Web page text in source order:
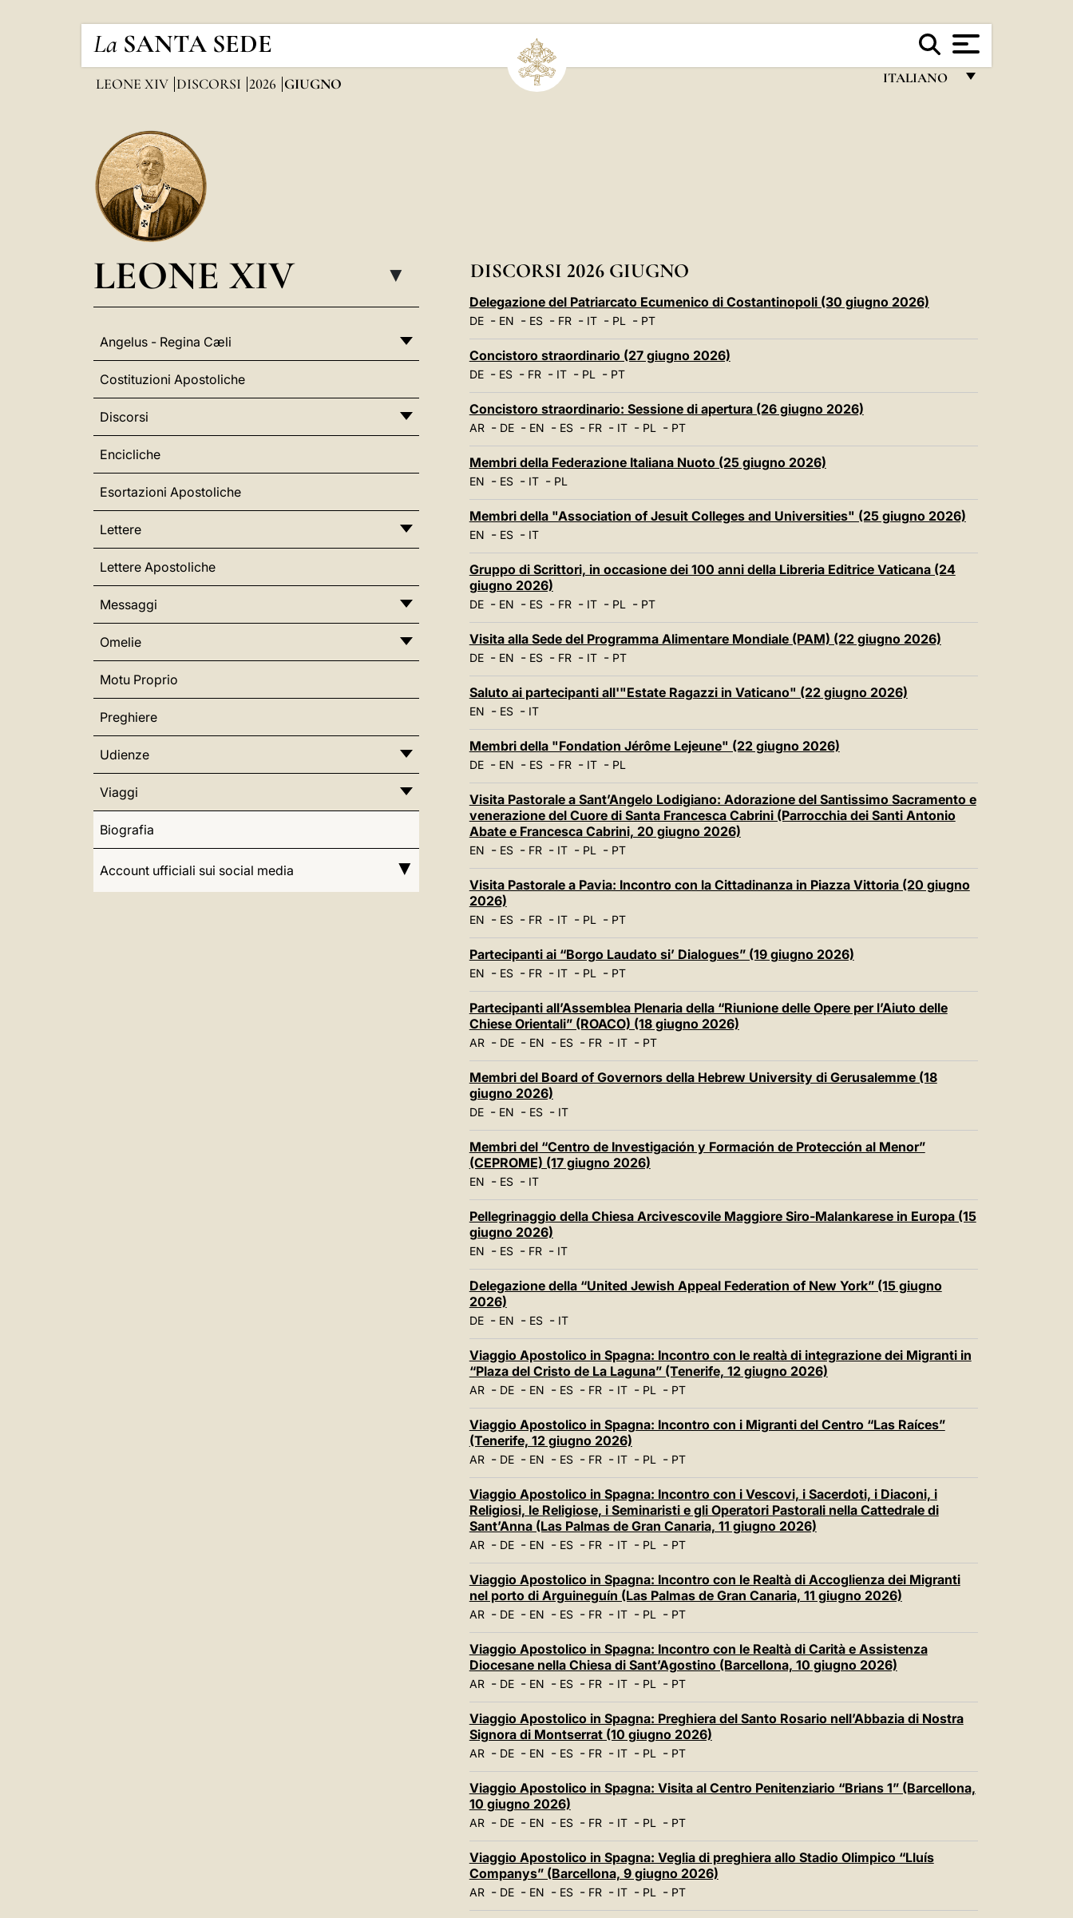
La SANTA SEDE
ITALIANO
POLSKI
LATINE
LEONE XIV DISCORSI 2026 GIUGNO
LEONE XIV ▸
Angelus - Regina Cæli
Costituzioni Apostoliche
Discorsi
Encicliche
Esortazioni Apostoliche
Lettere
Lettere Apostoliche
Messaggi
Omelie
Motu Proprio
Preghiere
Udienze
Viaggi
Biografia
Account ufficiali sui social media
DISCORSI 2026 GIUGNO
Delegazione del Patriarcato Ecumenico di Costantinopoli (30 giugno 2026)
DE- EN - ES- FR- IT- PL- PT
Concistoro straordinario (27 giugno 2026)
DE- ES- FR- IT- PL- PT
Concistoro straordinario: Sessione di apertura (26 giugno 2026)
AR- DE- EN - ES- FR- IT- PL- PT
Membri della Federazione Italiana Nuoto (25 giugno 2026)
EN - ES- IT- PL
Membri della "Association of Jesuit Colleges and Universities" (25 giugno 2026)
EN - ES- IT
Gruppo di Scrittori, in occasione dei 100 anni della Libreria Editrice Vaticana (24
giugno 2026)
DE- EN - ES- FR- IT- PL- PT
Visita alla Sede del Programma Alimentare Mondiale (PAM) (22 giugno 2026)
DE- EN - ES- FR- IT- PT
Saluto ai partecipanti all'"Estate Ragazzi in Vaticano" (22 giugno 2026)
EN - ES- IT
Membri della "Fondation Jérôme Lejeune" (22 giugno 2026)
DE- EN - ES- FR- IT- PL
Visita Pastorale a Sant’Angelo Lodigiano: Adorazione del Santissimo Sacramento e
venerazione del Cuore di Santa Francesca Cabrini (Parrocchia dei Santi Antonio
Abate e Francesca Cabrini, 20 giugno 2026)
EN - ES- FR- IT- PL- PT
Visita Pastorale a Pavia: Incontro con la Cittadinanza in Piazza Vittoria (20 giugno
2026)
EN - ES- FR- IT- PL- PT
Partecipanti ai “Borgo Laudato si’ Dialogues” (19 giugno 2026)
EN - ES- FR- IT- PL- PT
Partecipanti all’Assemblea Plenaria della “Riunione delle Opere per l’Aiuto delle
Chiese Orientali” (ROACO) (18 giugno 2026)
AR- DE- EN - ES- FR- IT- PT
Membri del Board of Governors della Hebrew University di Gerusalemme (18
giugno 2026)
DE- EN - ES- IT
Membri del “Centro de Investigación y Formación de Protección al Menor”
(CEPROME) (17 giugno 2026)
EN - ES- IT
Pellegrinaggio della Chiesa Arcivescovile Maggiore Siro-Malankarese in Europa (15
giugno 2026)
EN - ES- FR- IT
Delegazione della “United Jewish Appeal Federation of New York” (15 giugno
2026)
DE- EN - ES- IT
Viaggio Apostolico in Spagna: Incontro con le realtà di integrazione dei Migranti in
“Plaza del Cristo de La Laguna” (Tenerife, 12 giugno 2026)
AR- DE- EN - ES- FR- IT- PL- PT
Viaggio Apostolico in Spagna: Incontro con i Migranti del Centro “Las Raíces”
(Tenerife, 12 giugno 2026)
AR- DE- EN - ES- FR- IT- PL- PT
Viaggio Apostolico in Spagna: Incontro con i Vescovi, i Sacerdoti, i Diaconi, i
Religiosi, le Religiose, i Seminaristi e gli Operatori Pastorali nella Cattedrale di
Sant’Anna (Las Palmas de Gran Canaria, 11 giugno 2026)
AR- DE- EN - ES- FR- IT- PL- PT
Viaggio Apostolico in Spagna: Incontro con le Realtà di Accoglienza dei Migranti
nel porto di Arguineguín (Las Palmas de Gran Canaria, 11 giugno 2026)
AR- DE- EN - ES- FR- IT- PL- PT
Viaggio Apostolico in Spagna: Incontro con le Realtà di Carità e Assistenza
Diocesane nella Chiesa di Sant’Agostino (Barcellona, 10 giugno 2026)
AR- DE- EN - ES- FR- IT- PL- PT
Viaggio Apostolico in Spagna: Preghiera del Santo Rosario nell’Abbazia di Nostra
Signora di Montserrat (10 giugno 2026)
AR- DE- EN - ES- FR- IT- PL- PT
Viaggio Apostolico in Spagna: Visita al Centro Penitenziario “Brians 1” (Barcellona,
10 giugno 2026)
AR- DE- EN - ES- FR- IT- PL- PT
Viaggio Apostolico in Spagna: Veglia di preghiera allo Stadio Olimpico “Lluís
Companys” (Barcellona, 9 giugno 2026)
AR- DE- EN - ES- FR- IT- PL- PT